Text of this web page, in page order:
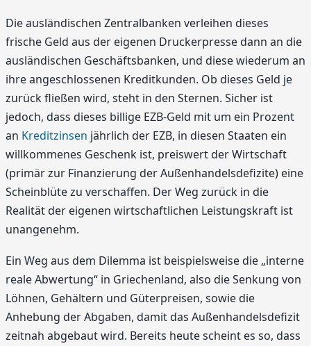
Die ausländischen Zentralbanken verleihen dieses
frische Geld aus der eigenen Druckerpresse dann an die
ausländischen Geschäftsbanken, und diese wiederum an
ihre angeschlossenen Kreditkunden. Ob dieses Geld je
zurück fließen wird, steht in den Sternen. Sicher ist
jedoch, dass dieses billige EZB-Geld mit um ein Prozent
an Kreditzinsen jährlich der EZB, in diesen Staaten ein
willkommenes Geschenk ist, preiswert der Wirtschaft
(primär zur Finanzierung der Außenhandelsdefizite) eine
Scheinblüte zu verschaffen. Der Weg zurück in die
Realität der eigenen wirtschaftlichen Leistungskraft ist
unangenehm.
Ein Weg aus dem Dilemma ist beispielsweise die „interne
reale Abwertung“ in Griechenland, also die Senkung von
Löhnen, Gehältern und Güterpreisen, sowie die
Anhebung der Abgaben, damit das Außenhandelsdefizit
zeitnah abgebaut wird. Bereits heute scheint es so, dass